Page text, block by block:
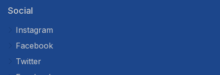
Social
Instagram
Facebook
Twitter